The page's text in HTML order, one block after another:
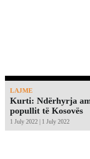
LAJME
Kurti: Ndërhyrja
popullit të Kosovës
1 July 2022 | 1 July 2022